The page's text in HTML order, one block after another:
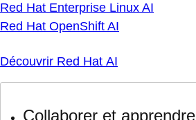
Red Hat Enterprise Linux AI
Red Hat OpenShift AI
Découvrir Red Hat AI
Collaborer et apprendre